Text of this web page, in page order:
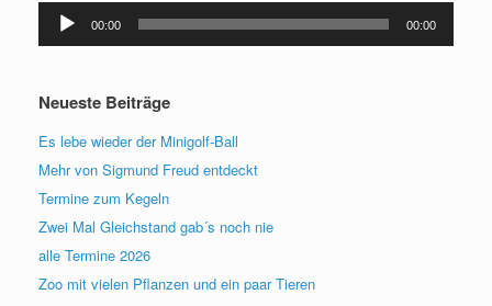
Audio-
Player
00:00 00:00
Neueste Beiträge
Es lebe wieder der Minigolf-Ball
Mehr von Sigmund Freud entdeckt
Termine zum Kegeln
Zwei Mal Gleichstand gab´s noch nie
alle Termine 2026
Zoo mit vielen Pflanzen und ein paar Tieren